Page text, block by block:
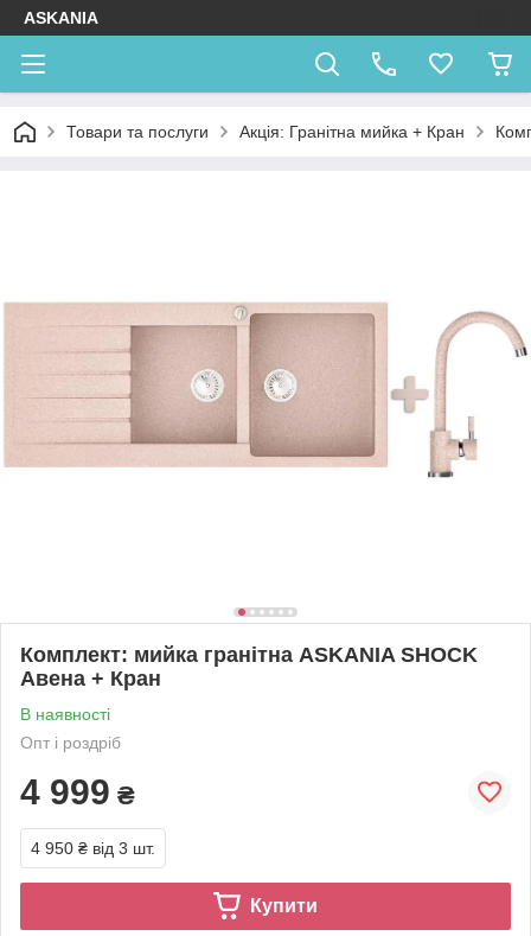
ASKANIA
Товари та послуги Акція: Гранітна мийка + Кран
Комплект: мийка гранітна ASKANIA SHOCK
Авена + Кран
В наявності
Опт і роздріб
4 999 ₴
4 950 ₴ від 3 шт.
Купити